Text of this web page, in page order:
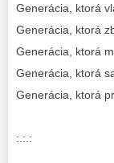
Generácia, ktorá
Generácia, ktorá
Generácia, ktorá
Generácia, ktorá
Generácia, ktorá
:.:.: